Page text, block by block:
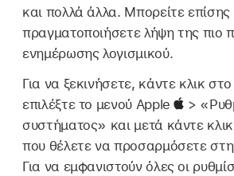
και πολλά άλλα. Μπορείτε επίσης
πραγματοποιήσετε λήψη της πιο
ενημέρωσης λογισμικού.
Για να ξεκινήσετε, κάντε κλικ στο
επιλέξτε το μενού Apple
>
συστήματος» και μετά κάντε
που θέλετε να προσαρμόσετε
Για να εμφανιστούν όλες οι